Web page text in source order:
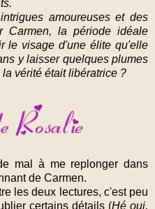
amoureuses et des
Carmen, la période idéale
le visage d'une élite qu'elle
y laisser quelques plumes
vérité était libératrice ?
mal à me replonger dans
de Carmen.
les deux lectures, c'est peu
certains détails (Hé oui,